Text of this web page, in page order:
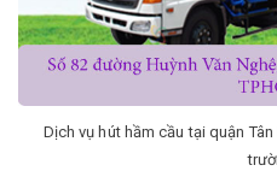
Dịch vụ hút hầm cầu tại quận